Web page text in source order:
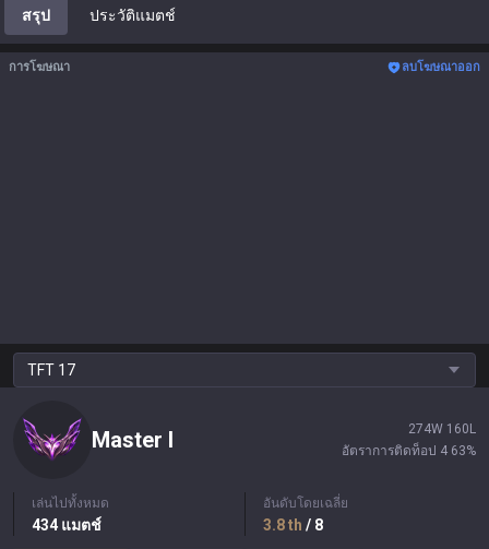
สรุป ประวัติแมตช์
การโฆษณา ลบโฆษณาออก
TFT 17
Master I 274W 160 L
อัตราการติดท็อป 4 63%
เล่นไปทั้งหมด
434 แมตช์
อันดับโดยเฉลี่ย
3.8th / 8